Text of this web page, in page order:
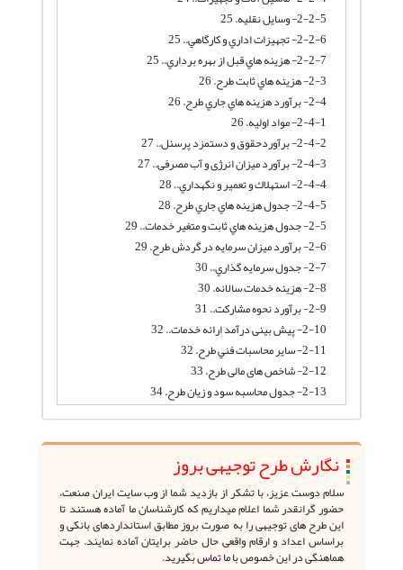
2-2-5- وسایل نقلیه. 25
2-2-6- تجهيزات اداري و كارگاهي.. 25
2-2-7- هزينه هاي قبل از بهره برداري.. 25
2-3- هزينه هاي ثابت طرح. 26
2-4- برآورد هزينه هاي جاري طرح. 26
2-4-1- مواد اولیه. 26
2-4-2- برآوردحقوق و دستمزد پرسنل.. 27
2-4-3- برآورد میزان انرژی و آب مصرفی.. 27
2-4-4- استهلاك و تعمير و نگهداري.. 28
2-4-5- جدول هزينه هاي جاري طرح. 28
2-5- جدول هزينه هاي ثابت و متغير خدمات.. 29
2-6- برآورد میزان سرمایه در گردش طرح. 29
2-7- جدول سرمايه گذاري.. 30
2-8- هزینه خدمات سالانه. 30
2-9- برآورد نحوه مشارکت.. 31
2-10- پیش بینی درآمد ارائه خدمات.. 32
2-11- ساير محاسبات فني طرح. 32
2-12- شاخص های مالی طرح. 33
2-13- جدول محاسبه سود و زیان طرح. 34
نگارش طرح توجیهی بروز
سلام دوست عزیز، با تشکر از بازدید شما از وب سایت ایران صنعت،
حضور گرانقدر شما اعلام میداریم که کارشناسان ما آماده هستند تا
این طرح های توجیهی را به صورت بروز مطابق استانداردهای بانکی و
براساس اعداد و ارقام واقعی حال حاضر برایتان آماده نمایند. جهت
هماهنگی در این خصوص با ماتماسبگیرید.